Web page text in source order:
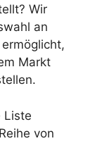
Wir
an
Markt
Liste
von